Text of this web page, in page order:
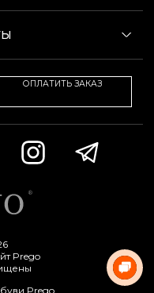
ОПЛАТИТЬ ЗАКАЗ
Prego
Prego